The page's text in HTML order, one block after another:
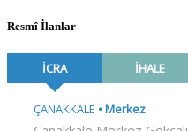
Resmî İlanlar